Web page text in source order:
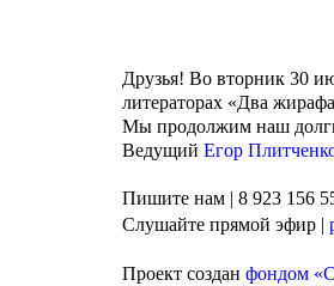
Друзья! Во вторник 30
литераторах «Два
Мы продолжим наш
Ведущий Егор
Пишите нам | 8 923 156
Слушайте прямой эфир |
Проект создан фондом